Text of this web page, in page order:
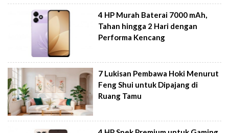
4 HP Murah Baterai 7000 mAh,
Tahan hingga 2 Hari dengan
Performa Kencang
7 Lukisan Pembawa Hoki Menurut
Feng Shui untuk Dipajang di
Ruang Tamu